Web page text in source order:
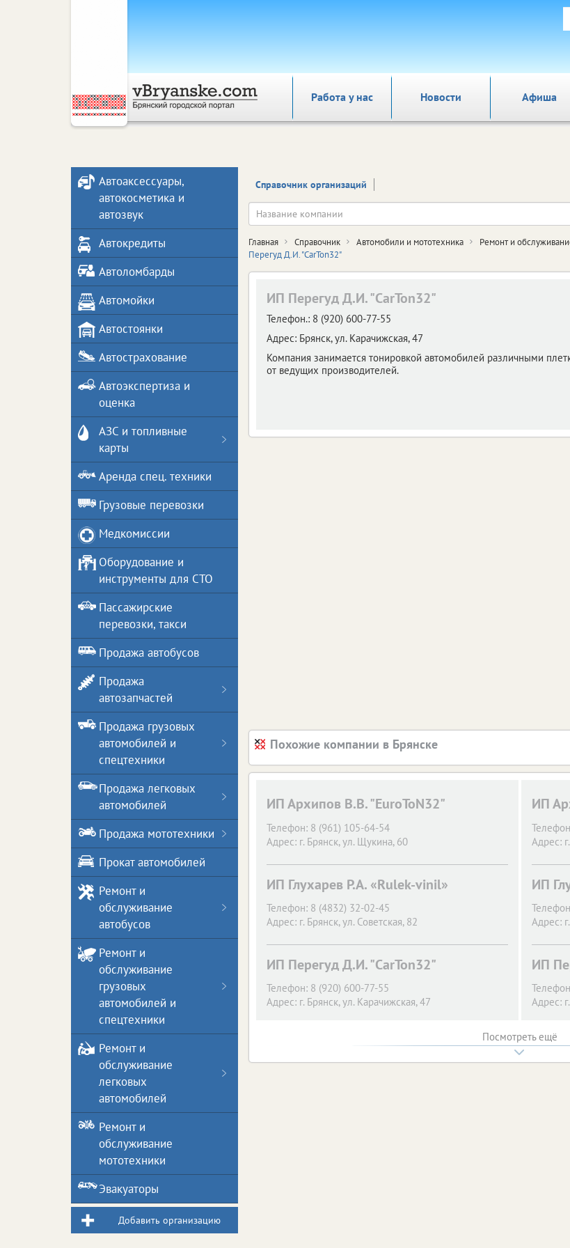
Работа у нас Новости Афиша
Справочник организаций
Главная Справочник Автомобили и мототехника Ремонт и
Перегуд Д.И. "CarTon32"
ИП Перегуд Д.И. "CarTon32"
Телефон.: 8 (920) 600-77-55
Адрес: Брянск,ул. Карачижская, 47
Компания занимается тонировкой автомобилей различными
от ведущих производителей.
Похожие компании в Брянске
ИП Архипов В.В. "EuroToN32"
Телефон: 8 (961) 105-64-54
Адрес: г. Брянск, ул. Щукина, 60
ИП
Адрес:
ИП Глухарев Р.А. «Rulek-vinil»
Телефон: 8 (4832) 32-02-45
Адрес: г. Брянск, ул. Советская, 82
ИП
Адрес:
ИП Перегуд Д.И. "CarTon32"
Телефон: 8 (920) 600-77-55
Адрес: г. Брянск, ул. Карачижская, 47
ИП
Адрес:
Посмотреть ещё
Автоаксессуары,
автокосметика и
автозвук
Автокредиты
Автоломбарды
Автомойки
Автостоянки
Автострахование
Автоэкспертиза и
оценка
АЗС и топливные
карты
Аренда спец. техники
Грузовые перевозки
Медкомиссии
Оборудование и
инструменты для СТО
Пассажирские
перевозки, такси
Продажа автобусов
Продажа
автозапчастей
Продажа грузовых
автомобилей и
спецтехники
Продажа легковых
автомобилей
Продажа мототехники
Прокат автомобилей
Ремонт и
обслуживание
автобусов
Ремонт и
обслуживание
грузовых
автомобилей и
спецтехники
Ремонт и
обслуживание
легковых
автомобилей
Ремонт и
обслуживание
мототехники
Эвакуаторы
Добавить организацию